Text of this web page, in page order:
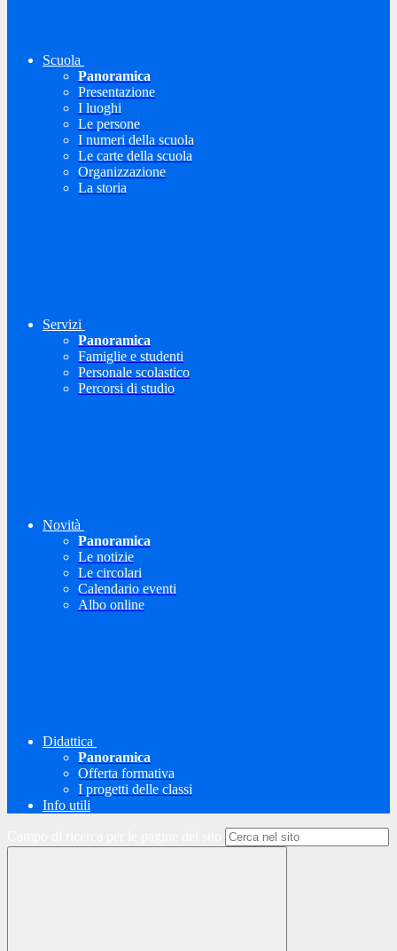
Scuola
Panoramica
Presentazione
I luoghi
Le persone
I numeri della scuola
Le carte della scuola
Organizzazione
La storia
Servizi
Panoramica
Famiglie e studenti
Personale scolastico
Percorsi di studio
Novità
Panoramica
Le notizie
Le circolari
Calendario eventi
Albo online
Didattica
Panoramica
Offerta formativa
I progetti delle classi
Info utili